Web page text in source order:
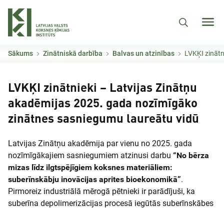
Sākums Zinātniskā darbība Balvas un atzinības LVKĶI zinātnieki –
LVKĶI zinātnieki – Latvijas Zinātņu
akadēmijas 2025. gada nozīmīgāko
zinātnes sasniegumu laureātu vidū
Latvijas Zinātņu akadēmija par vienu no 2025. gada
nozīmīgākajiem sasniegumiem atzinusi darbu “No bērza
mizas līdz ilgtspējīgiem koksnes materiāliem:
suberīnskābju inovācijas aprites bioekonomikā”.
Pirmoreiz industriālā mērogā pētnieki ir parādījuši, ka
suberīna depolimerizācijas procesā iegūtās suberīnskābes